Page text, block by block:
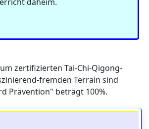
zertifizierten Tai-Chi-Qigong-
fremden Terrain sind
Prävention" beträgt 100%.